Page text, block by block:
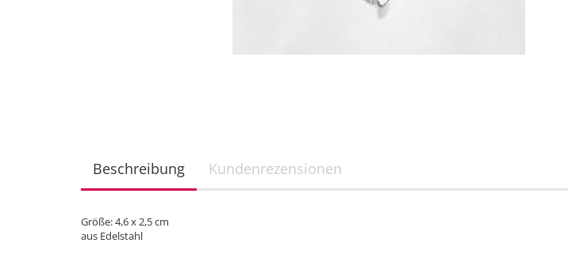
Beschreibung Kundenrezensionen
Größe: 4,6 x 2,5 cm
aus Edelstahl